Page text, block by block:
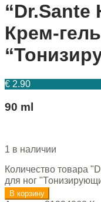
Крем-
€ 2.90
90 ml
1 в наличии
Количество товара
для ног
В корзину